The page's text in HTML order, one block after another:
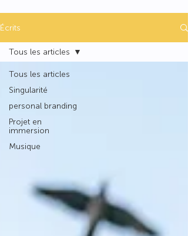
Écrits
Tous les articles
Singularité
personal branding
Projet en
immersion
Musique
Tous les articles